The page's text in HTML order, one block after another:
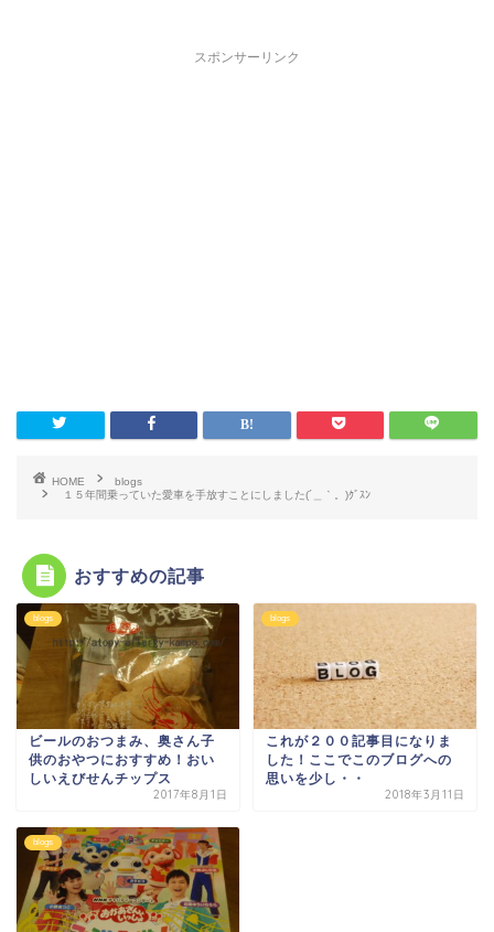
スポンサーリンク
HOME
blogs
１５年間乗っていた愛車を手放すことにしました(´＿｀。)ｸﾞｽﾝ
おすすめの記事
blogs
ビールのおつまみ、奥さん子
供のおやつにおすすめ！おい
しいえびせんチップス
2017年8月1日
blogs
これが２００記事目になりま
した！ここでこのブログへの
思いを少し・・
2018年3月11日
blogs